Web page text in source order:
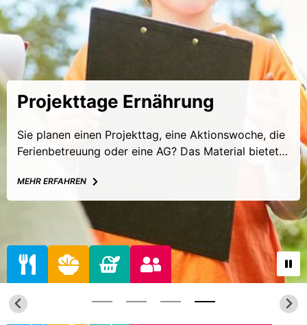
Projekttage Ernährung
Sie planen einen Projekttag, eine Aktionswoche, die
Ferienbetreuung oder eine AG? Das Material bietet
aus, was für Ihr Thema Mission und Ihre Gruppe am
besten passt!
MEHR ERFAHREN